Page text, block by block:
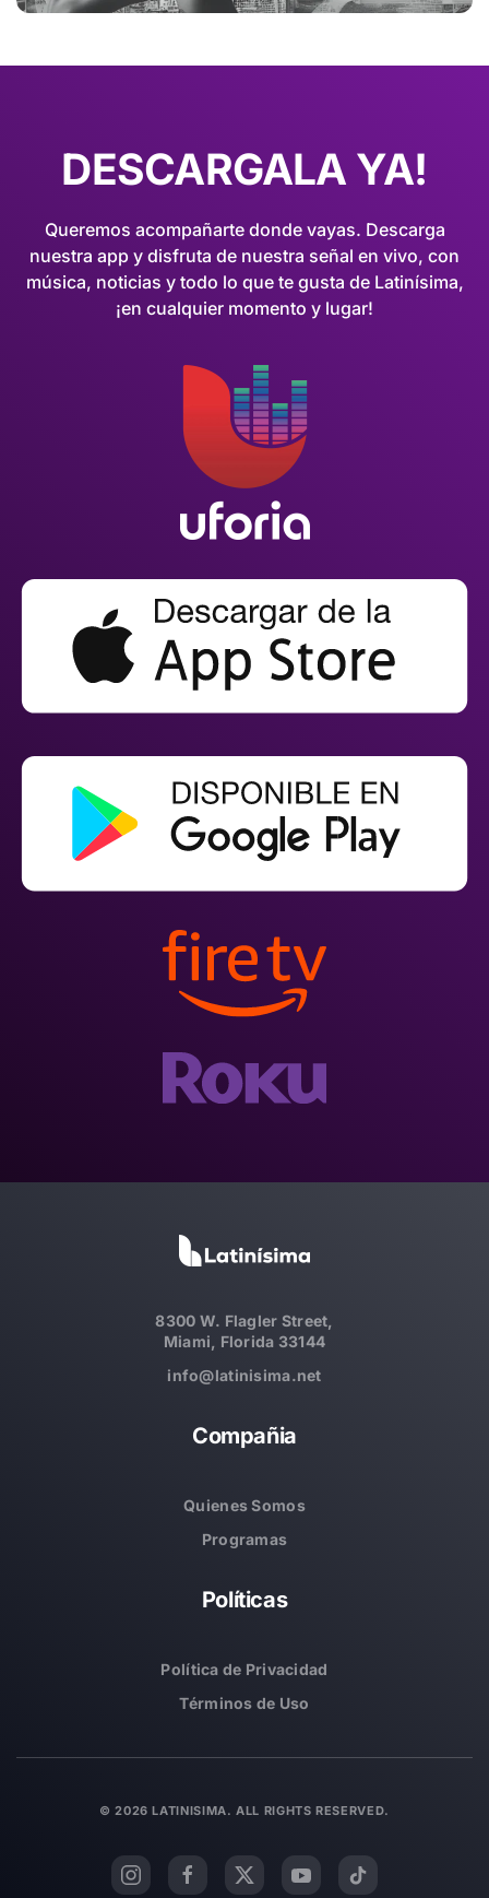
DESCARGALA YA!
Queremos acompañarte donde vayas. Descarga
nuestra app y disfruta de nuestra señal en vivo, con
música, noticias y todo lo que te gusta de Latinísima,
¡en cualquier momento y lugar!
8300 W. Flagler Street,
Miami, Florida 33144
info@latinisima.net
Compañia
Quienes Somos
Programas
Políticas
Política de Privacidad
Términos de Uso
©2026 LATINISIMA. ALL RIGHTS RESERVED.